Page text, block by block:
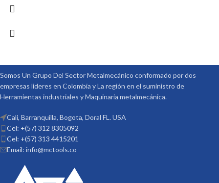
Somos Un Grupo Del Sector Metalmecánico conformado por dos
empresas lideres en Colombia y La región en el suministro de
Herramientas industriales y Maquinaria metalmecánica.
Cali, Barranquilla, Bogota, Doral FL. USA
Cel: +(57) 312 8305092
Cel: +(57) 313 4415201
Email: info@mctools.co